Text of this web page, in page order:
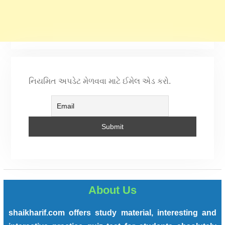
નિયમિત અપડેટ મેળવવા માટે ઈમેલ એડ કરો.
About Us
shaikharif.com offers study material, interesting and